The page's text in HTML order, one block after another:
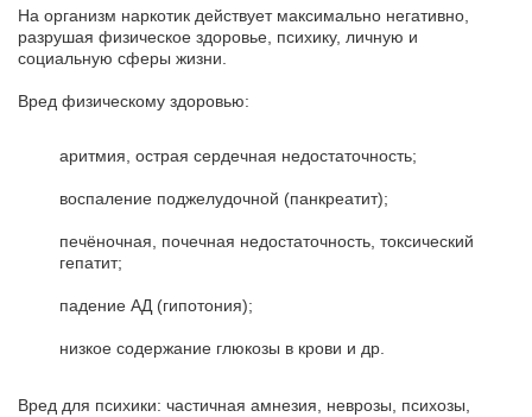
На организм наркотик действует максимально негативно,
разрушая физическое здоровье, психику, личную и
социальную сферы жизни.
Вред физическому здоровью:
аритмия, острая сердечная недостаточность;
воспаление поджелудочной (панкреатит);
печёночная, почечная недостаточность, токсический
гепатит;
падение АД (гипотония);
низкое содержание глюкозы в крови и др.
Вред для психики: частичная амнезия, неврозы, психозы,